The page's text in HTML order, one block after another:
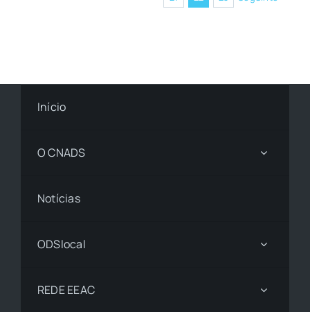
Início
O CNADS
Notícias
ODSlocal
REDE EEAC